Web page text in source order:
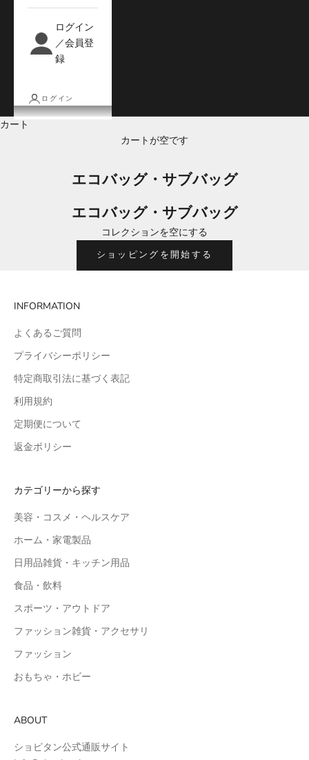
ログイン
／会員登
録
ログイン
カート
カートが空です
エコバッグ・サブバッグ
エコバッグ・サブバッグ
コレクションを空にする
ショッピングを開始する
INFORMATION
よくあるご質問
プライバシーポリシー
特定商取引法に基づく表記
利用規約
定期便について
返金ポリシー
カテゴリーから探す
美容・コスメ・ヘルスケア
ホーム・家電製品
日用品雑貨・キッチン用品
食品・飲料
スポーツ・アウトドア
ファッション雑貨・アクセサリ
ファッション
おもちゃ・ホビー
ABOUT
ショピタン公式通販サイト